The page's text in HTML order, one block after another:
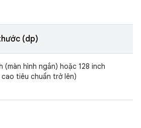
(dp)
(màn hình ngắn) hoặc 128 inch
tiêu chuẩn trở lên)